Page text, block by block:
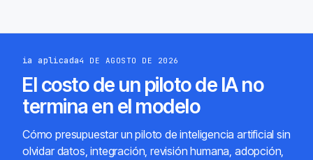
ia aplicada4 DE AGOSTO DE 2026
El costo de un piloto de IA no
termina en el modelo
Cómo presupuestar un piloto de inteligencia artificial sin
olvidar datos, integración, revisión humana, adopción,